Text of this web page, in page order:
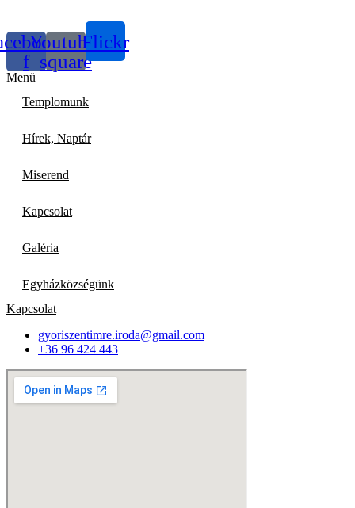
f
Youtube-
square
Flickr
Menü
Templomunk
Hírek, Naptár
Miserend
Kapcsolat
Galéria
Egyházközségünk
Kapcsolat
gyoriszentimre.iroda@gmail.com
+36 96 424 443